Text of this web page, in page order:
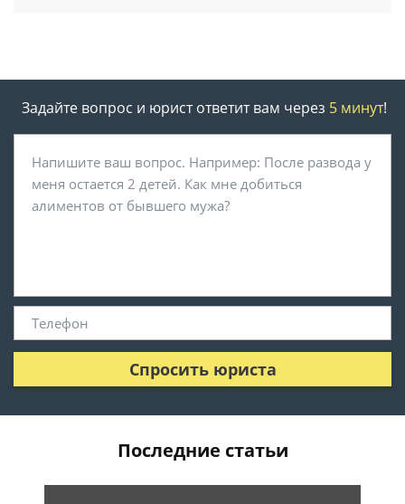
Задайте вопрос и юрист ответит вам через 5 минут!
Спросить юриста
Последние статьи